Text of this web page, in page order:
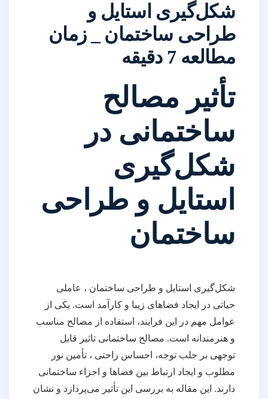
شکل‌گیری استایل و
طراحی ساختمان _ زمان
مطالعه 7 دقیقه
تأثیر مصالح
ساختمانی در
شکل‌گیری
استایل و طراحی
ساختمان
شکل‌گیری استایل و طراحی ساختمان ، عاملی
حیاتی در ایجاد فضاهای زیبا و کارآمد است. یکی از
عوامل مهم در این فرایند، استفاده از مصالح مناسب
و هنرمندانه است. مصالح ساختمانی تاثیر قابل
توجهی بر جلب توجه، احساس راحتی ، تأمین نور
مطلوب و ایجاد ارتباط بین فضاها و اجزاء ساختمانی
دارند. این مقاله به بررسی این تأثیر می‌پردازد و نشان